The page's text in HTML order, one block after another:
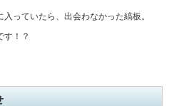
っていたら、出会わなかった縞板。
す！？